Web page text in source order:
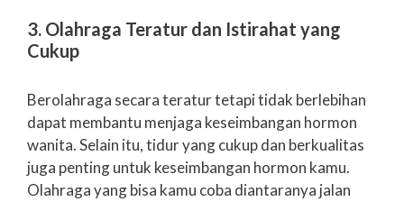
3. Olahraga Teratur dan Istirahat yang
Cukup
Berolahraga secara teratur tetapi tidak berlebihan
dapat membantu menjaga keseimbangan hormon
wanita. Selain itu, tidur yang cukup dan berkualitas
juga penting untuk keseimbangan hormon kamu.
Olahraga yang bisa kamu coba diantaranya jalan